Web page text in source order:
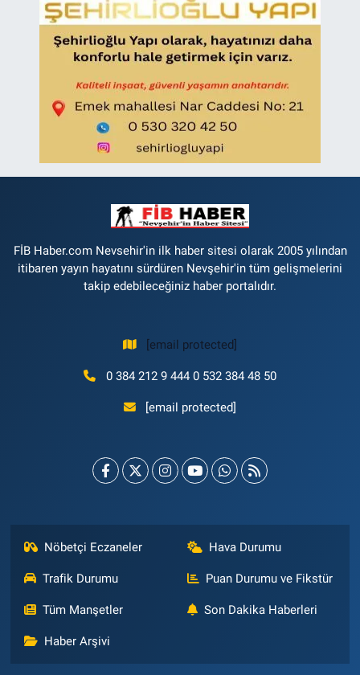
FİB Haber.com Nevsehir'in ilk haber sitesi olarak 2005 yılından
itibaren yayın hayatını sürdüren Nevşehir'in tüm gelişmelerini
takip edebileceğiniz haber portalıdır.
[email protected]
0 384 212 9 444 0 532 384 48 50
[email protected]
Nöbetçi Eczaneler Hava Durumu
Trafik Durumu Puan Durumu ve Fikstür
Tüm Manşetler Son Dakika Haberleri
Haber Arşivi